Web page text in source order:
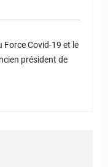
Force Covid-19 et le
président de